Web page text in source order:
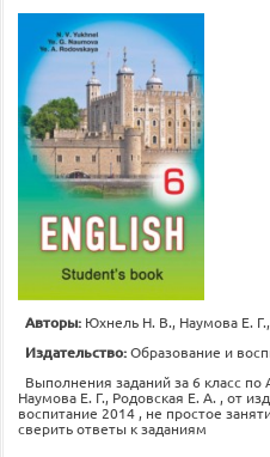
Авторы: Юхнель Н. В., Наумова Е.
Издательство:Образование и
Выполнения заданий за 6 класс
Наумова Е. Г., Родовская Е. А. , от
воспитание 2014 , не простое
сверить ответы к заданиям